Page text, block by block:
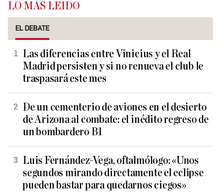
LO MÁS LEÍDO
EL DEBATE
Las diferencias entre Vinicius y el Real
Madrid persisten y si no renueva el club le
traspasará este mes
De un cementerio de aviones en el desierto
de Arizona al combate: el inédito regreso de
un bombardero B1
Luis Fernández-Vega, oftalmólogo: «Unos
segundos mirando directamente el eclipse
pueden bastar para quedarnos ciegos»